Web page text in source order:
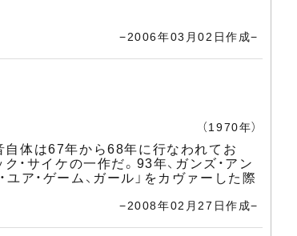
−2006年03月02日作成−
（1970年）
自体は67年から68年に行なわれてお
サイケの一作だ。93年、ガンズ・アン
ユア・ゲーム、ガール」をカヴァーした際
−2008年02月27日作成−